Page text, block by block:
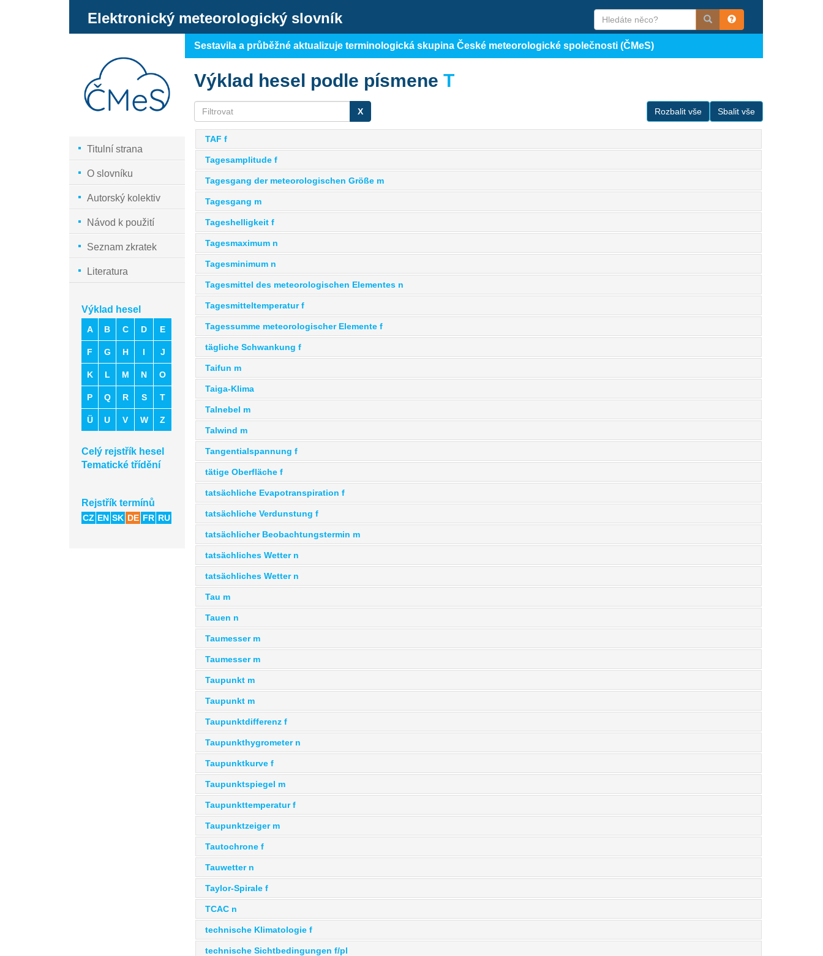
Elektronický meteorologický slovník
Titulní strana
O slovníku
Autorský kolektiv
Návod k použití
Seznam zkratek
Literatura
Výklad hesel
A B C D E
F G H I J
K L M N O
P Q R S T
Ü U V W Z
Celý rejstřík hesel
Tematické třídění
Rejstřík termínů
CZ EN SK DE FR RU
Sestavila a průběžné aktualizuje terminologická skupina České meteorologické společnosti (ČMeS)
Výklad hesel podle písmene T
X
TAF f
Tagesamplitude f
Tagesgang der meteorologischen Größe m
Tagesgang m
Tageshelligkeit f
Tagesmaximum n
Tagesminimum n
Tagesmittel des meteorologischen Elementes n
Tagesmitteltemperatur f
Tagessumme meteorologischer Elemente f
tägliche Schwankung f
Taifun m
Taiga-Klima
Talnebel m
Talwind m
Tangentialspannung f
tätige Oberfläche f
tatsächliche Evapotranspiration f
tatsächliche Verdunstung f
tatsächlicher Beobachtungstermin m
tatsächliches Wetter n
tatsächliches Wetter n
Tau m
Tauen n
Taumesser m
Taumesser m
Taupunkt m
Taupunkt m
Taupunktdifferenz f
Taupunkthygrometer n
Taupunktkurve f
Taupunktspiegel m
Taupunkttemperatur f
Taupunktzeiger m
Tautochrone f
Tauwetter n
Taylor-Spirale f
TCAC n
technische Klimatologie f
technische Sichtbedingungen f/pl